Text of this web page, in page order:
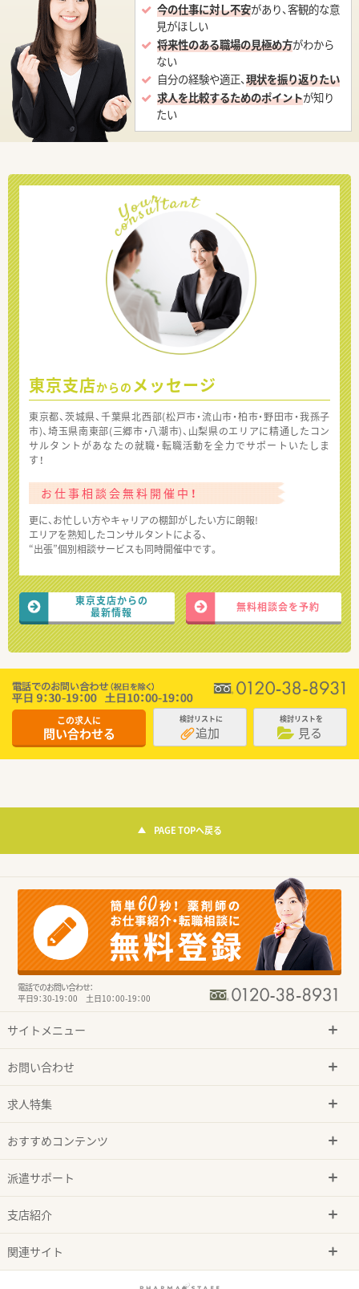
今の仕事に対し不安があり、客観的な意
見がほしい
将来性のある職場の見極め方がわから
ない
自分の経験や適正、現状を振り返りたい
求人を比較するためのポイントが知り
たい
東京支店からの メッセージ
東京都、茨城県、千葉県北西部(松戸市・流山市・柏市・野田市・我孫子
市)、埼玉県南東部(三郷市・八潮市)、山梨県のエリアに精通したコン
サルタントがあなたの就職・転職活動を全力でサポートいたしま
す！
お仕事相談会無料開催中！
更に、お忙しい方やキャリアの棚卸がしたい方に朗報!
エリアを熟知したコンサルタントによる、
“出張”個別相談サービスも同時開催中です。
東京支店からの
最新情報
無料相談会を予約
この求人に
問い合わせる
検討リストに
追加
検討リストを
見る
PAGE TOPへ戻る
電話でのお問い合わせ：
平日9：30-19：00 土日10：00-19：00
サイトメニュー
お問い合わせ
求人特集
おすすめコンテンツ
派遣サポート
支店紹介
関連サイト